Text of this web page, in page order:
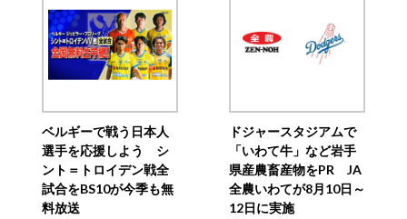
ベルギーで戦う日本人
選手を応援しよう シ
ント＝トロイデン戦全
試合をBS10が今季も無
料放送
ドジャースタジアムで
「いわて牛」など岩手
県産農畜産物をPR JA
全農いわてが8月10日～
12日に実施